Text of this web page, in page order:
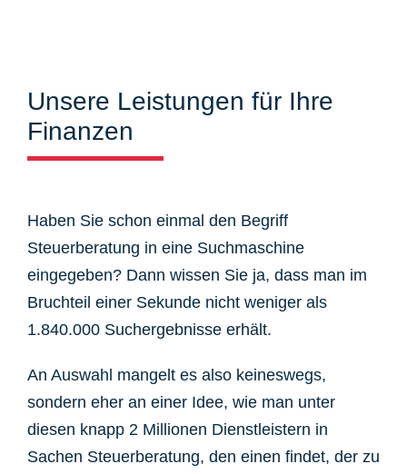
Unsere Leistungen für Ihre
Finanzen
Haben Sie schon einmal den Begriff
Steuerberatung in eine Suchmaschine
eingegeben? Dann wissen Sie ja, dass man im
Bruchteil einer Sekunde nicht weniger als
1.840.000 Suchergebnisse erhält.
An Auswahl mangelt es also keineswegs,
sondern eher an einer Idee, wie man unter
diesen knapp 2 Millionen Dienstleistern in
Sachen Steuerberatung, den einen findet, der zu